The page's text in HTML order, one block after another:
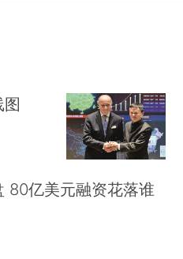
80亿美元融资花落谁